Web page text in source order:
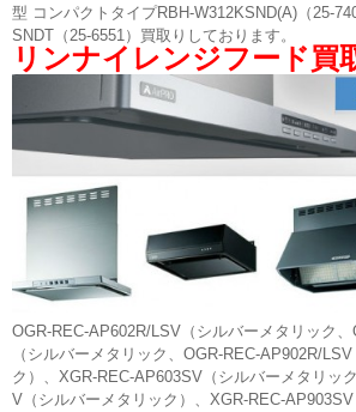
型 コンパクトタイプRBH-W312KSND(A)（25-
SNDT（25-6551）買取りしております。
リンナイレンジフード買
OGR-REC-AP602R/LSV（シルバーメタリック
（シルバーメタリック、OGR-REC-AP902R/
ク）、XGR-REC-AP603SV（シルバーメタリッ
V（シルバーメタリック）、XGR-REC-AP903SV